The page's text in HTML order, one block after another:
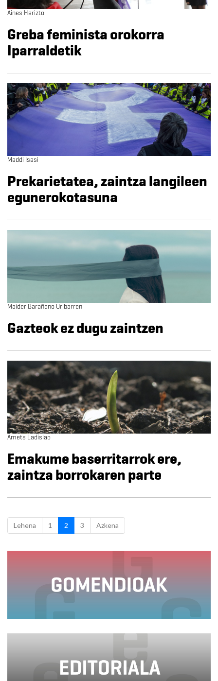
Aines Hariztoi
Greba feminista orokorra
Iparraldetik
Maddi Isasi
Prekarietatea, zaintza langileen
egunerokotasuna
Maider Barañano Uribarren
Gazteok ez dugu zaintzen
Amets Ladislao
Emakume baserritarrok ere,
zaintza borrokaren parte
Lehena 1 2 3 Azkena